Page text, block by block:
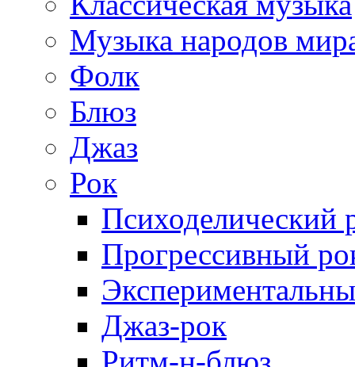
Музыка народов
Фолк
Блюз
Джаз
Рок
Психоделический
Прогрессивный
Джаз-рок